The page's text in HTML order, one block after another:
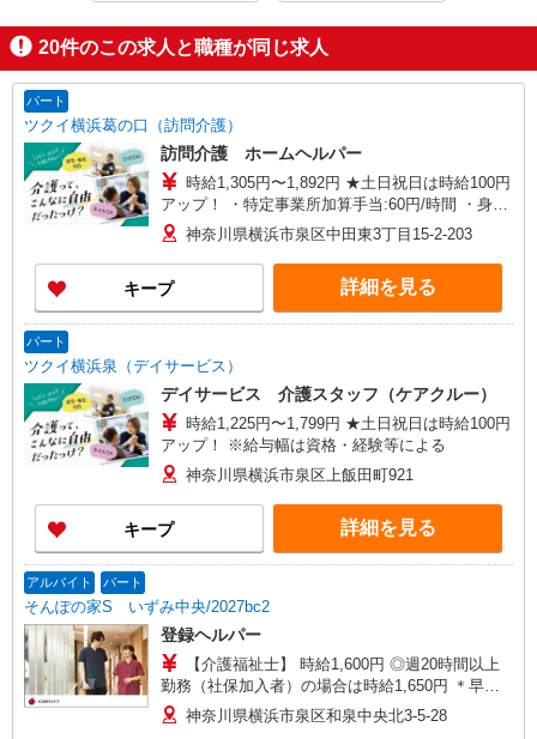
20件のこの求人と職種が同じ求人
パート
ツクイ横浜葛の口（訪問介護）
訪問介護 ホームヘルパー
時給1,305円〜1,892円 ★土日祝日は時給100円
アップ！ ・特定事業所加算手当:60円/時間 ・身体
介護手当:500円/時間 ・早朝夜間深夜手当:300円/
時間 （18:00〜翌07:59の時間帯） ・ICT手
当:2,000円/月 ・深夜割増は別途支給 ・ケア→ケ
アの移動時間も賃金（時給）を支給 ※給与幅は資
格・経験等による
神奈川県横浜市泉区中田東3丁目15-2-203
キープ 詳細を見る
パート
ツクイ横浜泉（デイサービス）
デイサービス 介護スタッフ（ケアクルー）
時給1,225円〜1,799円 ★土日祝日は時給100円
アップ！ ※給与幅は資格・経験等による
神奈川県横浜市泉区上飯田町921
キープ 詳細を見る
アルバイト パート
そんぽの家S いずみ中央/2027bc2
登録ヘルパー
【介護福祉士】 時給1,600円 ◎週20時間以上
勤務（社保加入者）の場合は時給1,650円 ＊早朝
夜間（〜8:00、18:00〜）：時給2,000円〜 ＊日曜
祝日：時給1,900円〜 【実務者研修・初任者研修
神奈川県横浜市泉区和泉中央北3-5-28